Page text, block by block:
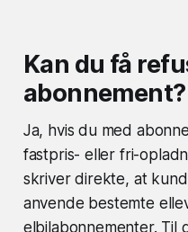
Kan du få
abonnement?
Ja, hvis du med
fastpris- eller fri-
skriver direkte, at
anvende bestemte
elbilabonnementer.